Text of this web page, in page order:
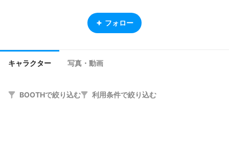
フォロー
キャラクター 写真・動画
BOOTHで絞り込む 利用条件で絞り込む